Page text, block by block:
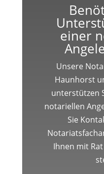
einer
Unsere
Haunhorst
unterstützen
notariellen
Sie
Ihnen mit